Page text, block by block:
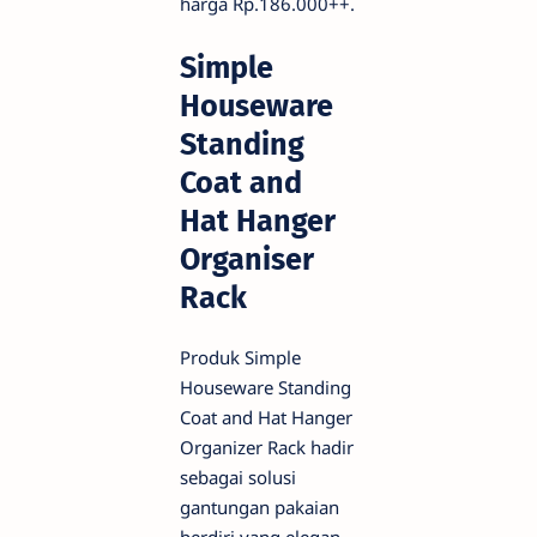
Simple
Houseware
Standing
Coat and
Hat Hanger
Organiser
Rack
Produk Simple
Houseware Standing
Coat and Hat Hanger
Organizer Rack hadir
sebagai solusi
gantungan pakaian